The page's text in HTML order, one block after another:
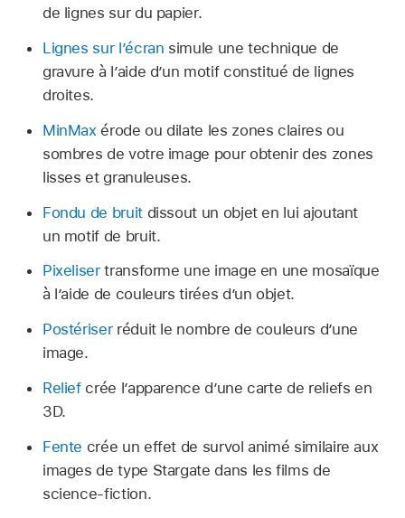
de lignes sur du papier.
Lignes sur l’écran simule une technique de
gravure à lʼaide dʼun motif constitué de lignes
droites.
MinMax érode ou dilate les zones claires ou
sombres de votre image pour obtenir des zones
lisses et granuleuses.
Fondu de bruitdissout un objet en lui ajoutant
un motif de bruit.
Pixelisertransforme une image en une mosaïque
à l’aide de couleurs tirées d’un objet.
Postériserréduit le nombre de couleurs dʼune
image.
Reliefcrée lʼapparence dʼune carte de reliefs en
3D.
Fente crée un effet de survol animé similaire aux
images de type Stargate dans les films de
science-fiction.